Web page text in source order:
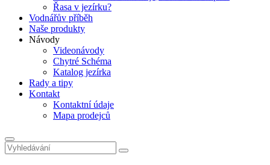
Řasa v jezírku?
Vodnářův příběh
Naše produkty
Návody
Videonávody
Chytré Schéma
Katalog jezírka
Rady a tipy
Kontakt
Kontaktní údaje
Mapa prodejců